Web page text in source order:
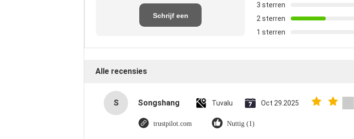
Schrijf een
3 sterren
2 sterren
1 sterren
Alle recensies
S Songshang Tuvalu Oct 29.2025
trustpilot.com Nuttig (1)